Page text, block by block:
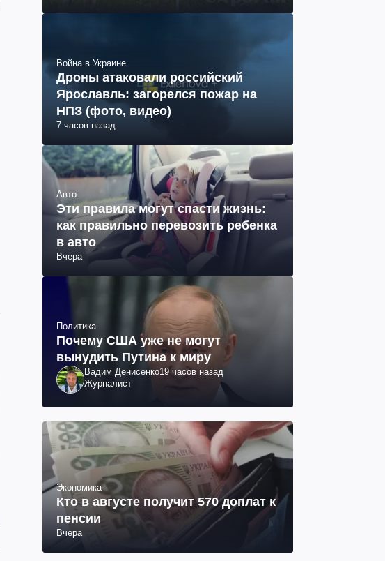
Война в Украине
Дроны атаковали российский
Ярославль: загорелся пожар на
НПЗ (фото, видео)
7 часов назад
Авто
Эти правила могут спасти жизнь:
как правильно перевозить ребенка
в авто
Вчера
Политика
Почему США уже не могут
вынудить Путина к миру
Вадим Денисенко19 часов назад
Журналист
Экономика
Кто в августе получит 570 доплат к
пенсии
Вчера